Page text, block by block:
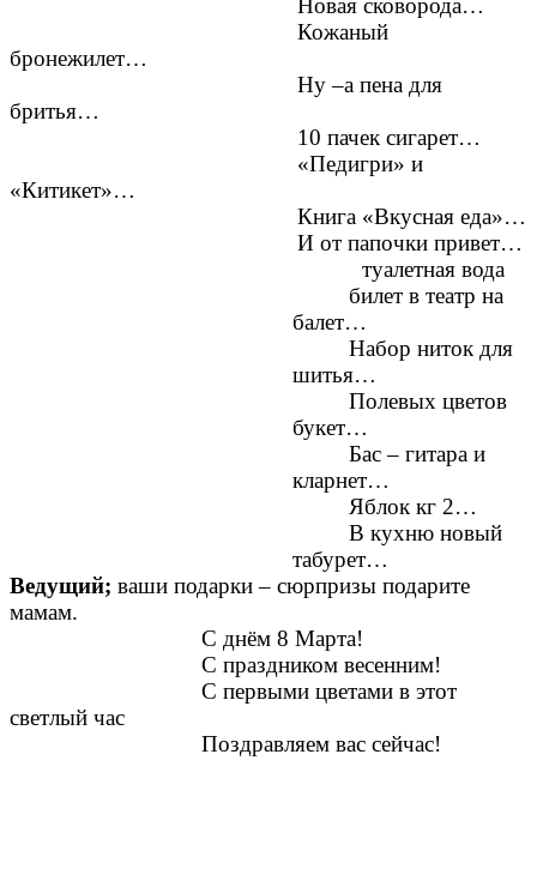
Кожаный
бронежилет…
Ну –а пена для
бритья…
10 пачек сигарет…
«Педигри» и
«Китикет»…
Книга «Вкусная еда»…
И от папочки привет…
туалетная вода
билет в театр на
балет…
Набор ниток для
шитья…
Полевых цветов
букет…
Бас – гитара и
кларнет…
Яблок кг 2…
В кухню новый
табурет…
Ведущий; ваши подарки – сюрпризы подарите
мамам.
С днём 8 Марта!
С праздником весенним!
С первыми цветами в этот
светлый час
Поздравляем вас сейчас!